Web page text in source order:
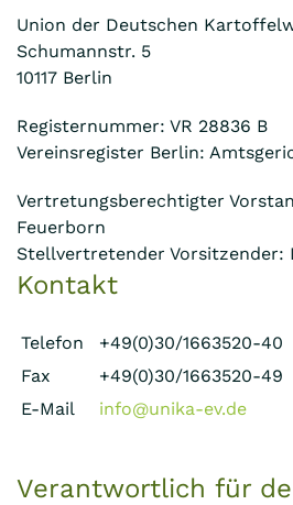
Union der Deutschen
Schumannstr. 5
10117 Berlin
Registernummer: VR 28836 B
Vereinsregister Berlin:
Vertretungsberechtigter
Feuerborn
Stellvertretender Vorsitzender:
Kontakt
Telefon
+49(0)30/1663520-40
Fax
+49(0)30/1663520-49
E-Mail
info@unika-ev.de
Verantwortlich für